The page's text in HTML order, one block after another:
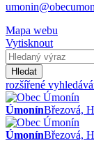
Mapa webu
Vytisknout
Hledat
rozšířené
ÚmonínBřezová,
ÚmonínBřezová,